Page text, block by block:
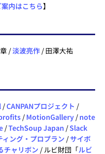
内はこちら】
/淡波亮作 / 田澤大祐
/CANPANプロジェクト /
/ MotionGallery / note
/TechSoup Japan /Slack
ング・プロプラン /サイボ
チャリボン / ルビ財団「ルビ